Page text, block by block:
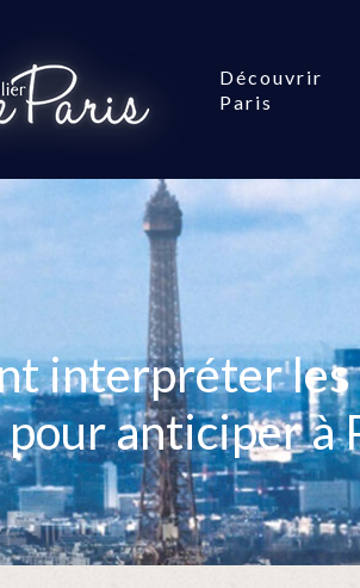
Découvrir
Paris
interpréter
anticiper à